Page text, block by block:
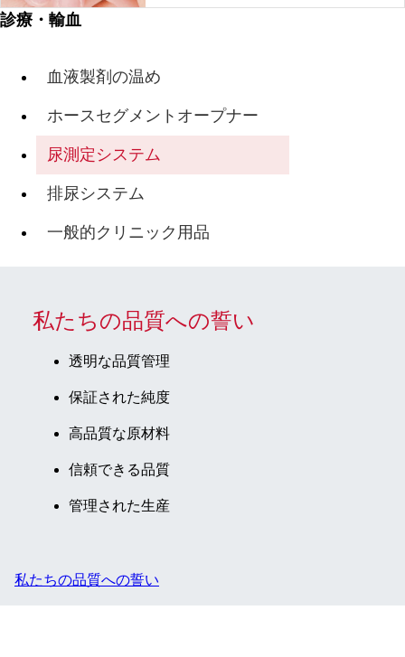
診療・輸血
血液製剤の温め
ホースセグメントオープナー
尿測定システム
排尿システム
一般的クリニック用品
私たちの品質への誓い
透明な品質管理
保証された純度
高品質な原材料
信頼できる品質
管理された生産
私たちの品質への誓い